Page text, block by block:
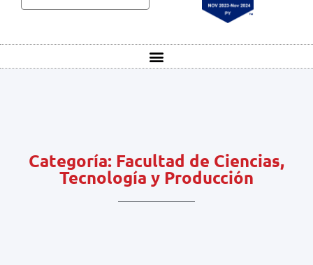
Categoría: Facultad de Ciencias,
Tecnología y Producción